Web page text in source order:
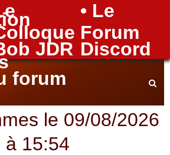
• Le
Forum
JDR Discord
forum
e
le 09/08/2026
à 15:54